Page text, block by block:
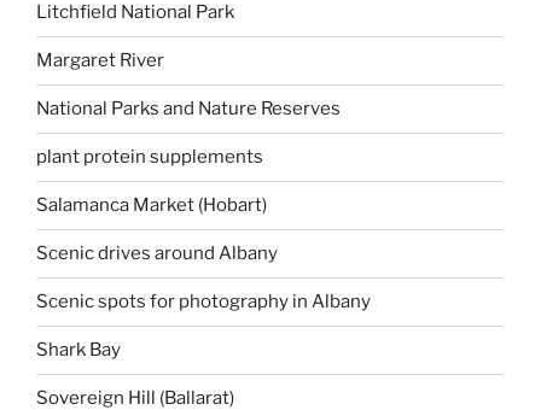
Litchfield National Park
Margaret River
National Parks and Nature Reserves
plant protein supplements
Salamanca Market (Hobart)
Scenic drives around Albany
Scenic spots for photography in Albany
Shark Bay
Sovereign Hill (Ballarat)